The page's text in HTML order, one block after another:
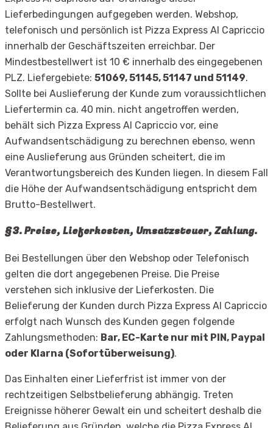
Lieferbedingungen aufgegeben werden. Webshop,
telefonisch und persönlich ist Pizza Express Al Capriccio
innerhalb der Geschäftszeiten erreichbar. Der
Mindestbestellwert ist 10 € innerhalb des eingegebenen
PLZ. Liefergebiete: 51069, 51145, 51147 und 51149.
Sollte bei Auslieferung der Kunde zum voraussichtlichen
Liefertermin ca. 40 min. nicht angetroffen werden,
behält sich Pizza Express Al Capriccio vor, eine
Aufwandsentschädigung zu berechnen ebenso, wenn
eine Auslieferung aus Gründen scheitert, die im
Verantwortungsbereich des Kunden liegen. In diesem Fall
die Höhe der Aufwandsentschädigung entspricht dem
Brutto-Bestellwert.
§3. Preise, Lieferkosten, Umsatzsteuer, Zahlung.
Bei Bestellungen über den Webshop oder Telefonisch
gelten die dort angegebenen Preise. Die Preise
verstehen sich inklusive der Lieferkosten. Die
Belieferung der Kunden durch Pizza Express Al Capriccio
erfolgt nach Wunsch des Kunden gegen folgende
Zahlungsmethoden: Bar, EC-Karte nur mit PIN, Paypal
oder Klarna (Sofortüberweisung).
Das Einhalten einer Lieferfrist ist immer von der
rechtzeitigen Selbstbelieferung abhängig. Treten
Ereignisse höherer Gewalt ein und scheitert deshalb die